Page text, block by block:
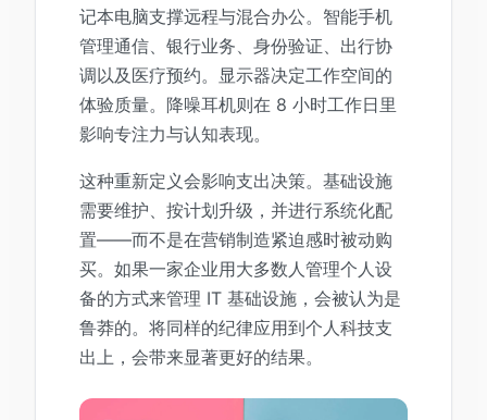
记本电脑支撑远程与混合办公。智能手机
管理通信、银行业务、身份验证、出行协
调以及医疗预约。显示器决定工作空间的
体验质量。降噪耳机则在 8 小时工作日里
影响专注力与认知表现。
这种重新定义会影响支出决策。基础设施
需要维护、按计划升级，并进行系统化配
置——而不是在营销制造紧迫感时被动购
买。如果一家企业用大多数人管理个人设
备的方式来管理 IT 基础设施，会被认为是
鲁莽的。将同样的纪律应用到个人科技支
出上，会带来显著更好的结果。